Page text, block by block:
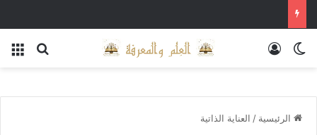
بحث الوضع المظلمتسجيل الدخول
الرئيسية / العناية الذاتية